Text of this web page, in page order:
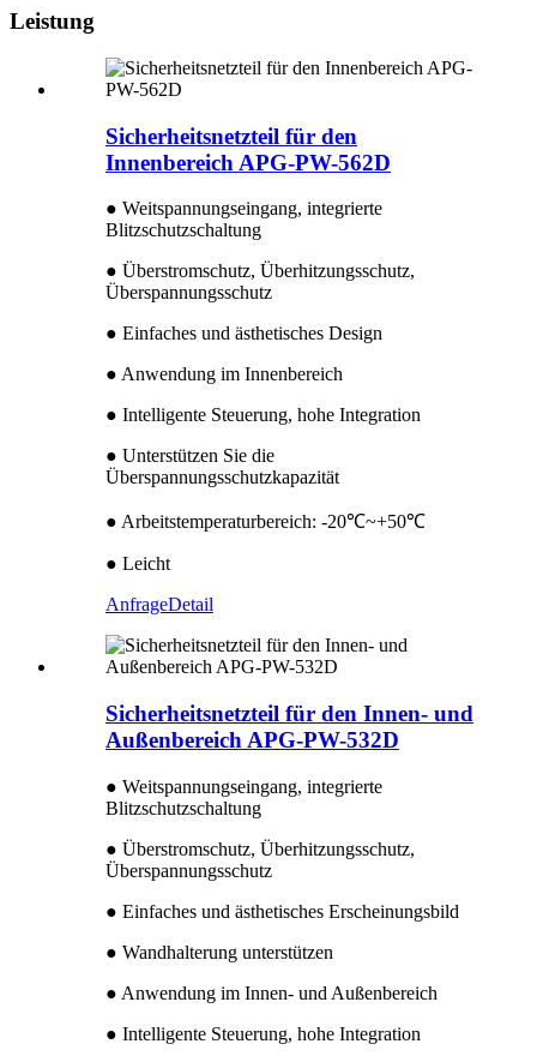
Leistung
Sicherheitsnetzteil für den
Innenbereich APG-PW-562D
● Weitspannungseingang, integrierte
Blitzschutzschaltung
● Überstromschutz, Überhitzungsschutz,
Überspannungsschutz
● Einfaches und ästhetisches Design
● Anwendung im Innenbereich
● Intelligente Steuerung, hohe Integration
● Unterstützen Sie die
Überspannungsschutzkapazität
● Arbeitstemperaturbereich: -20℃~+50℃
● Leicht
AnfrageDetail
Sicherheitsnetzteil für den Innen- und
Außenbereich APG-PW-532D
● Weitspannungseingang, integrierte
Blitzschutzschaltung
● Überstromschutz, Überhitzungsschutz,
Überspannungsschutz
● Einfaches und ästhetisches Erscheinungsbild
● Wandhalterung unterstützen
● Anwendung im Innen- und Außenbereich
● Intelligente Steuerung, hohe Integration